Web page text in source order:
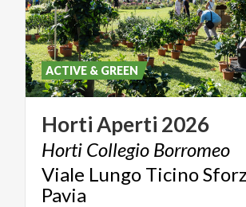
HortiAperti 2026
Horti Collegio Borromeo
Viale Lungo Ticino
Pavia
ACTIVE & GREEN